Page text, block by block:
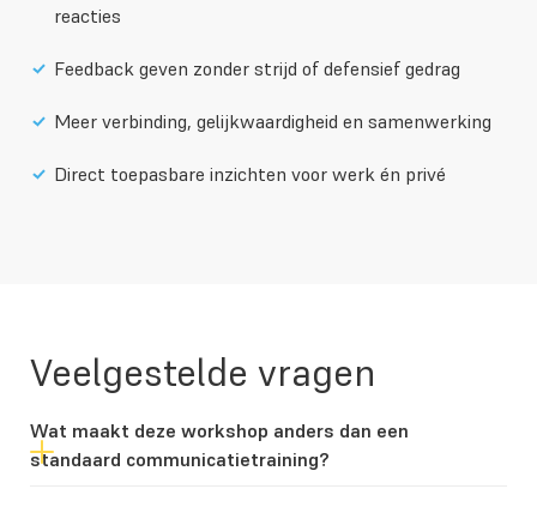
reacties
Feedback geven zonder strijd of defensief gedrag
Meer verbinding, gelijkwaardigheid en samenwerking
Direct toepasbare inzichten voor werk én privé
Veelgestelde vragen
Wat maakt deze workshop anders dan een
standaard communicatietraining?